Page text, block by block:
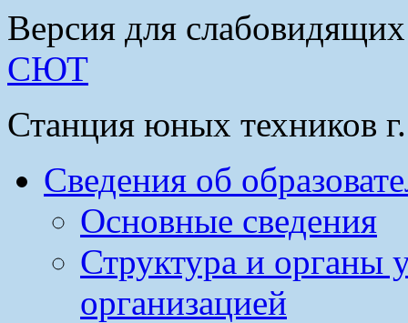
Версия для слабовидящих
СЮТ
Станция юных техников
Сведения об
Основные сведения
Структура и органы
организацией